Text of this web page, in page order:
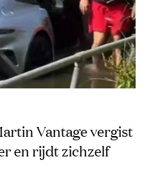
Vantage vergist
en rijdt zichzelf